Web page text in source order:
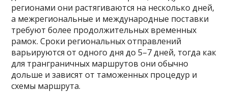
регионами они растягиваются на несколько дней,
а межрегиональные и международные поставки
требуют более продолжительных временных
рамок. Сроки региональных отправлений
варьируются от одного дня до 5–7 дней, тогда как
для транграничных маршрутов они обычно
дольше и зависят от таможенных процедур и
схемы маршрута.